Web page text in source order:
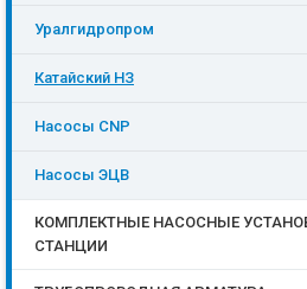
Уралгидропром
Катайский НЗ
Насосы CNP
Насосы ЭЦB
КОМПЛЕКТНЫЕ НАСОСНЫЕ
СТАНЦИИ